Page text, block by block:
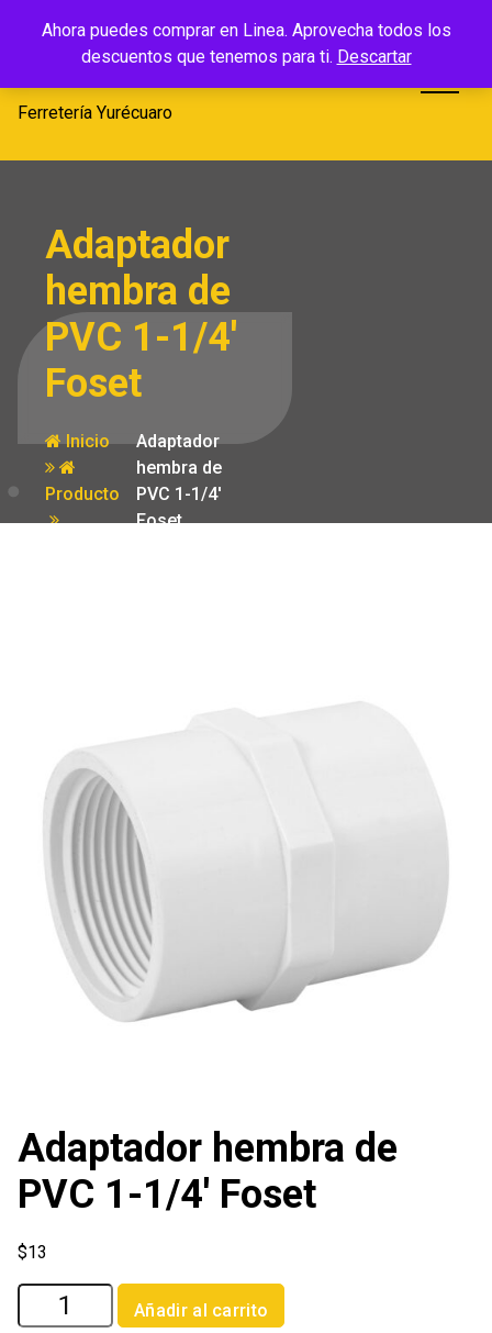
Ahora puedes comprar en Linea. Aprovecha todos los
descuentos que tenemos para ti. Descartar
Ferretería
Yurécuaro
Ferretería Yurécuaro
Adaptador
hembra de
PVC 1-1/4′
Foset
Inicio
Producto
Adaptador
hembra de
PVC 1-1/4′
Foset
Adaptador hembra de
PVC 1-1/4′ Foset
$13
Adaptador
hembra
Añadir al carrito